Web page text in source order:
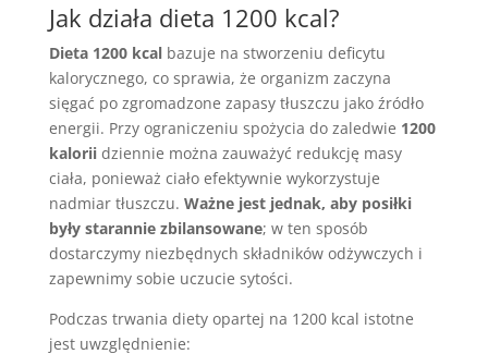
Jak działa dieta 1200 kcal?
Dieta 1200 kcalbazuje na stworzeniu deficytu
kalorycznego, co sprawia, że organizm zaczyna
sięgać po zgromadzone zapasy tłuszczu jako źródło
energii. Przy ograniczeniu spożycia do zaledwie 1200
kaloriidziennie można zauważyć redukcję masy
ciała, ponieważ ciało efektywnie wykorzystuje
nadmiar tłuszczu. Ważne jest jednak, aby posiłki
były starannie zbilansowane; w ten sposób
dostarczymy niezbędnych składników odżywczych i
zapewnimy sobie uczucie sytości.
Podczas trwania diety opartej na 1200 kcal istotne
jest uwzględnienie: